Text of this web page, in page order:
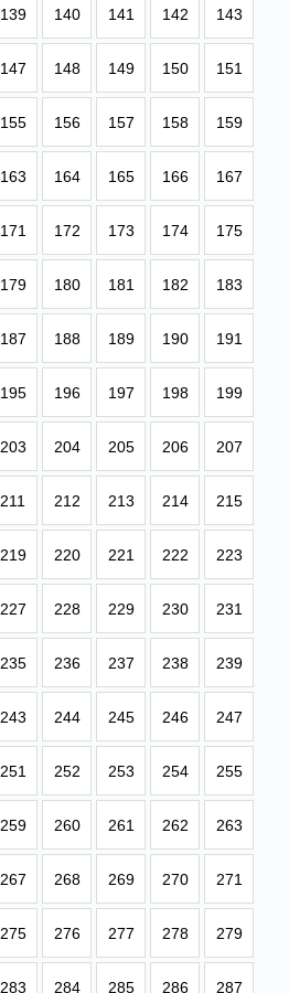
139 140 141 142 143
147 148 149 150 151
155 156 157 158 159
163 164 165 166 167
171 172 173 174 175
179 180 181 182 183
187 188 189 190 191
195 196 197 198 199
203 204 205 206 207
211 212 213 214 215
219 220 221 222 223
227 228 229 230 231
235 236 237 238 239
243 244 245 246 247
251 252 253 254 255
259 260 261 262 263
267 268 269 270 271
275 276 277 278 279
283 284 285 286 287